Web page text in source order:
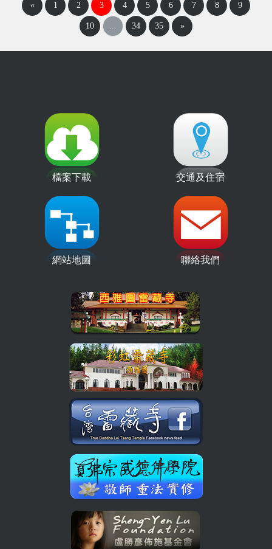
« 1 2 3 4 5 6 7 8 9
10 ... 34 35 »
檔案下載 交通及住宿
網站地圖 聯絡我們